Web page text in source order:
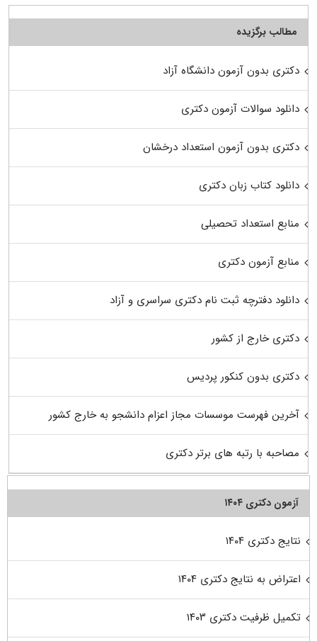
مطالب برگزیده
دکتری بدون آزمون دانشگاه آزاد
دانلود سوالات آزمون دکتری
دکتری بدون آزمون استعداد درخشان
دانلود کتاب زبان دکتری
منابع استعداد تحصیلی
منابع آزمون دکتری
دانلود دفترچه ثبت نام دکتری سراسری و آزاد
دکتری خارج از کشور
دکتری بدون کنکور پردیس
آخرین فهرست موسسات مجاز اعزام دانشجو به خارج کشور
مصاحبه با رتبه های برتر دکتری
آزمون دکتری ۱۴۰۴
نتایج دکتری ۱۴۰۴
اعتراض به نتایج دکتری ۱۴۰۴
تکمیل ظرفیت دکتری ۱۴۰۳